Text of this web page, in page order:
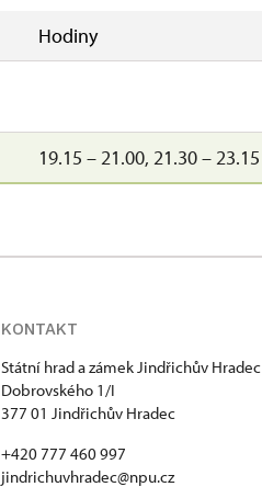
Hodiny
19.15 – 21.00, 21.30 – 23.15
KONTAKT
Státní hrad a zámek Jindřichův Hradec
Dobrovského 1/I
377 01 Jindřichův Hradec
+420 777 460 997
jindrichuvhradec@npu.cz